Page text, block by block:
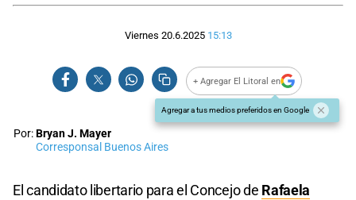
Viernes 20.6.2025 15:13
+ Agregar El Litoral en
Agregar a tus medios preferidos en Google
Por:Bryan J. Mayer
Corresponsal Buenos Aires
El candidato libertario para el Concejo de Rafaela